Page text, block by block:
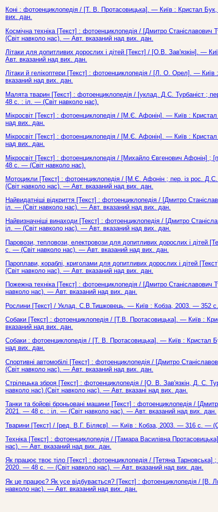
Коні : фотоенциклопедія / [Т. В. Протасовицька]. — Київ : Кристал
вих. дан.
Космічна техніка [Текст] : фотоенциклопедія / [Дмитро
(Світ навколо нас). — Авт. вказаний над вих. дан.
Літаки для допитливих дорослих і дітей [Текст] / [О.В. Зав'язкін]. —
Авт. вказаний над вих. дан.
Літаки й гелікоптери [Текст] : фотоенциклопедія / [Л. О. Орел]. —
вказаний над вих. дан.
Малята тварин [Текст] : фотоенциклопедія / [уклад. Д.С. Турбаніст ;
48 с. : іл. — (Світ навколо нас).
Мікросвіт [Текст] : фотоенциклопедія / [М.Є. Афонін]. — Київ :
над вих. дан.
Мікросвіт [Текст] : фотоенциклопедія / [М.Є. Афонін]. — Київ :
над вих. дан.
Мікросвіт [Текст] : фотоенциклопедія / [Михайло Євгенович Афонін]
48 с. — (Світ навколо нас).
Мотоцикли [Текст] : фотоенциклопедія / [М.Є. Афонін ; пер. із рос.
(Світ навколо нас). — Авт. вказаний над вих. дан.
Найвидатніші відкриття [Текст] : фотоенциклопедія / [Дмитро
іл. — (Світ навколо нас). — Авт. вказаний над вих. дан.
Найвизначніші винаходи [Текст] : фотоенциклопедія / [Дмитро
іл. — (Світ навколо нас). — Авт. вказаний над вих. дан.
Паровози, тепловози, електровози для допитливих дорослих і
с. — (Світ навколо нас). — Авт. вказаний над вих. дан.
Пароплави, кораблі, криголами для допитливих дорослих і дітей
(Світ навколо нас). — Авт. вказаний над вих. дан.
Пожежна техніка [Текст] : фотоенциклопедія / [Дмитро
навколо нас). — Авт. вказаний над вих. дан.
Рослини [Текст] / Уклад. С.В.Тишковець. — Київ : Кобза, 2003. — 352
Собаки [Текст] : фотоенциклопедія / [Т.В. Протасовицька]. — Київ :
вказаний над вих. дан.
Собаки : фотоенциклопедія / [Т. В. Протасовицька]. — Київ :
над вих. дан.
Спортивні автомобілі [Текст] : фотоенциклопедія / [Дмитро
(Світ навколо нас). — Авт. вказаний над вих. дан.
Стрілецька зброя [Текст] : фотоенциклопедія / [О. В. Зав'язкін, Д. С.
навколо нас) (Світ навколо нас). — Авт. вказані над вих. дан.
Танки та бойові броньовані машини [Текст] : фотоенциклопедія /
2021. — 48 с. : іл. — (Світ навколо нас). — Авт. вказаний над вих. дан.
Тварини [Текст] / [ред. В.Г. Біляєв]. — Київ : Кобза, 2003. — 316 с. —
Техніка [Текст] : фотоенциклопедія / [Тамара Василівна
нас). — Авт. вказаний над вих. дан.
Як працює твоє тіло [Текст] : фотоенциклопедія / [Тетяна
2020. — 48 с. — (Світ навколо нас). — Авт. вказаний над вих. дан.
Як це працює? Як усе відбувається? [Текст] : фотоенциклопедія /
навколо нас). — Авт. вказаний над вих. дан.